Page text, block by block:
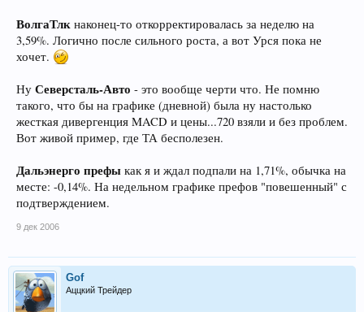
ВолгаТлк наконец-то откорректировалась за неделю на
3,59%. Логично после сильного роста, а вот Урся пока не
хочет.
Ну Северсталь-Авто - это вообще черти что. Не помню
такого, что бы на графике (дневной) была ну настолько
жесткая дивергенция MACD и цены...720 взяли и без проблем.
Вот живой пример, где ТА бесполезен.
Дальэнерго префы как я и ждал подпали на 1,71%, обычка на
месте: -0,14%. На недельном графике префов "повешенный" с
подтверждением.
9 дек 2006
Gof
Аццкий Трейдер